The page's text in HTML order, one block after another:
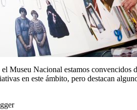
Museu Nacional estamos convencidos
en este ámbito, pero destacan